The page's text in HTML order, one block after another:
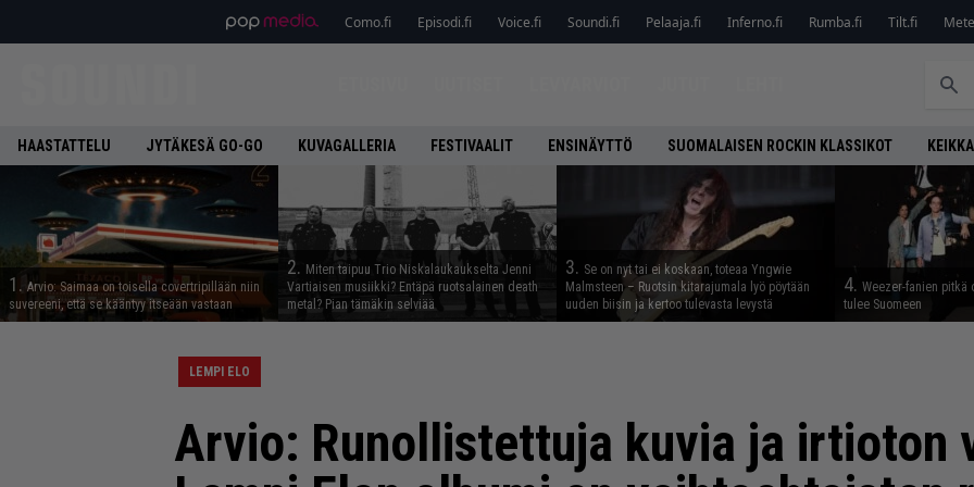
Como.fi Episodi.fi Voice.fi Soundi.fi Pelaaja.fi Inferno.fi Rumba.fi Tilt.fi
HAASTATTELU JYTÄKESÄ GO-GO KUVAGALLERIA FESTIVAALIT ENSINÄYTTÖ SUOMALAISEN ROCKIN KLASSIKOT KEIKKA
1. Arvio: Saimaa on toisella covertripillään niin
suvereeni, että se kääntyy itseään vastaan
2. Miten taipuu Trio Niskalaukaukselta Jenni
Vartiaisen musiikki? Entäpä ruotsalainen death
metal? Pian tämäkin selviää
3. Se on nyt tai ei koskaan, toteaa Yngwie
Malmsteen – Ruotsin kitarajumala lyö pöytään
uuden biisin ja kertoo tulevasta levystä
4. Weezer-fanien pitkä
tulee Suomeen
LEMPI ELO
Arvio: Runollistettuja kuvia ja irtioton